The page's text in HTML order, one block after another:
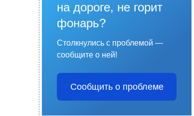
на дороге, не горит
фонарь?
Столкнулись с проблемой —
сообщите о ней!
Сообщить о проблеме